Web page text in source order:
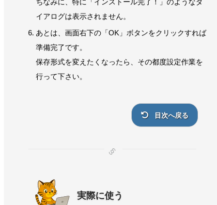
ちなみに、特に「インストール完了！」のようなダ
イアログは表示されません。
あとは、画面右下の「OK」ボタンをクリックすれば
準備完了です。
保存形式を変えたくなったら、その都度設定作業を
行って下さい。
目次へ戻る
実際に使う